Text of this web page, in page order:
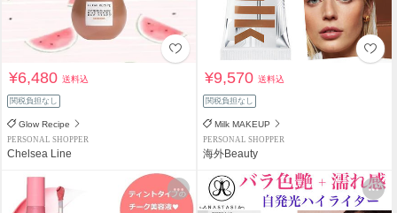
¥6,480送料込
関税負担なし
Glow Recipe
PERSONAL SHOPPER
Chelsea Line
¥9,570送料込
関税負担なし
Milk MAKEUP
PERSONAL SHOPPER
海外Beauty